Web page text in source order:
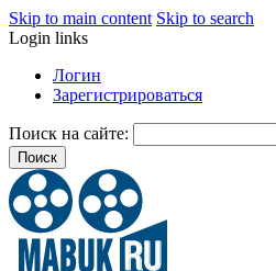
Skip to main content Skip to search
Login links
Логин
Зарегистрироваться
Поиск на сайте: